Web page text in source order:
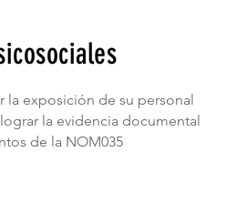
la exposición de su personal
la evidencia documental
de la NOM035